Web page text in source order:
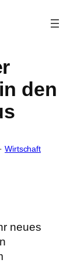
den
· Wirtschaft
neues